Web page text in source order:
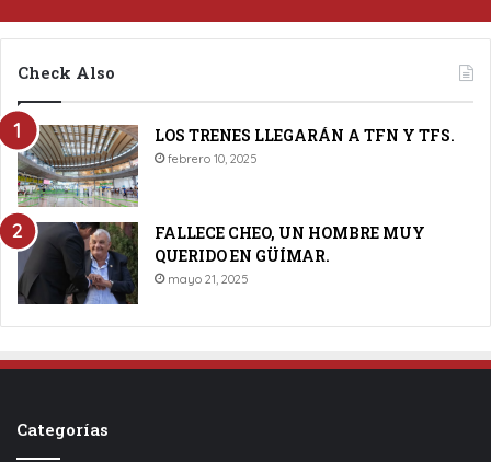
Check Also
LOS TRENES LLEGARÁN A TFN Y TFS.
febrero 10, 2025
FALLECE CHEO, UN HOMBRE MUY
QUERIDO EN GÜÍMAR.
mayo 21, 2025
Categorías